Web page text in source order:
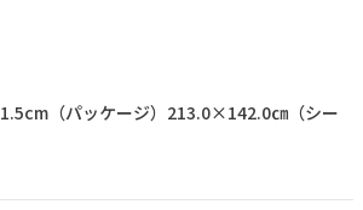
（パッケージ）213.0×142.0㎝（シー